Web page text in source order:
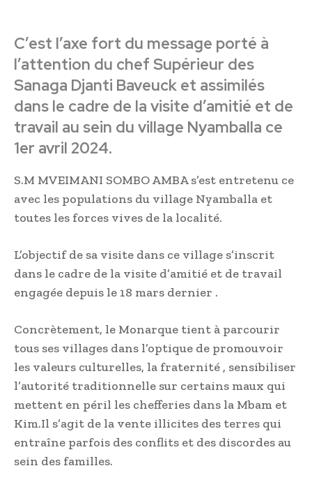
C’est l’axe fort du message porté à
l’attention du chef Supérieur des
Sanaga Djanti Baveuck et assimilés
dans le cadre de la visite d’amitié et de
travail au sein du village Nyamballa ce
1er avril 2024.
S.M MVEIMANI SOMBO AMBA s’est entretenu ce
avec les populations du village Nyamballa et
toutes les forces vives de la localité.
L’objectif de sa visite dans ce village s’inscrit
dans le cadre de la visite d’amitié et de travail
engagée depuis le 18 mars dernier .
Concrètement, le Monarque tient à parcourir
tous ses villages dans l’optique de promouvoir
les valeurs culturelles, la fraternité , sensibiliser
l’autorité traditionnelle sur certains maux qui
mettent en péril les chefferies dans la Mbam et
Kim.Il s’agit de la vente illicites des terres qui
entraîne parfois des conflits et des discordes au
sein des familles.